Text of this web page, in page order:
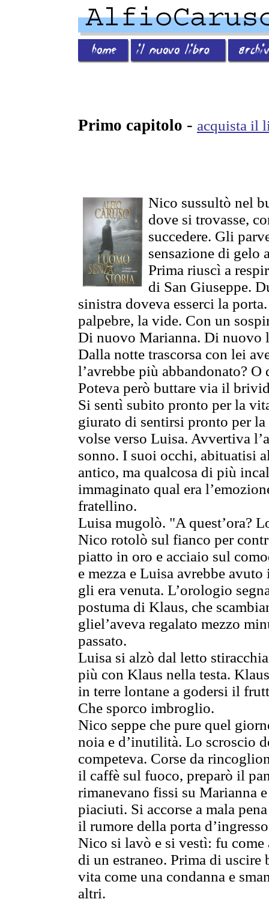
Primo capitolo - acquista il
Nico sussultò nel
dove si trovasse,
succedere. Gli
sensazione di gelo
Prima riuscì a
di San Giuseppe.
sinistra doveva esserci la
palpebre, la vide. Con un
Di nuovo Marianna. Di nuovo
Dalla notte trascorsa con lei
l’avrebbe più abbandonato?
Poteva però buttare via il
Si sentì subito pronto per la
giurato di sentirsi pronto per
volse verso Luisa. Avvertiva
sonno. I suoi occhi, abituatisi
antico, ma qualcosa di più
immaginato qual era
fratellino.
Luisa mugolò. "A quest’ora?
Nico rotolò sul fianco per
piatto in oro e acciaio sul
e mezza e Luisa avrebbe
gli era venuta. L’orologio
postuma di Klaus, che
gliel’aveva regalato mezzo
passato.
Luisa si alzò dal letto
più con Klaus nella testa.
in terre lontane a godersi il
Che sporco imbroglio.
Nico seppe che pure quel
noia e d’inutilità. Lo scroscio
competeva. Corse da
il caffè sul fuoco, preparò il
rimanevano fissi su Marianna
piaciuti. Si accorse a mala
il rumore della porta
Nico si lavò e si vestì: fu come
di un estraneo. Prima di
vita come una condanna e
altri.